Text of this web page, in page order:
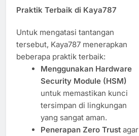
Praktik Terbaik di Kaya787
Untuk mengatasi tantangan
tersebut, Kaya787 menerapkan
beberapa praktik terbaik:
Menggunakan Hardware
Security Module (HSM)
untuk memastikan kunci
tersimpan di lingkungan
yang sangat aman.
Penerapan Zero Trustagar